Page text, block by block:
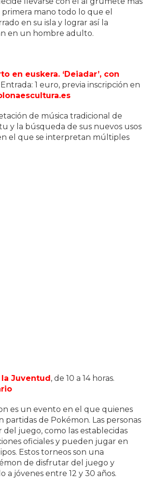
mano todo lo que el
en su isla y lograr así la
en un hombre adulto.
en euskera. ‘Deiadar’, con
Entrada: 1 euro, previa inscripción en
de música tradicional de
y la búsqueda de sus nuevos usos
el que se interpretan múltiples
Juventud , de 10 a 14 horas.
es un evento en el que quienes
de Pokémon. Las personas
juego, como las establecidas
oficiales y pueden jugar en
Estos torneos son una
de disfrutar del juego y
a jóvenes entre 12 y 30 años.